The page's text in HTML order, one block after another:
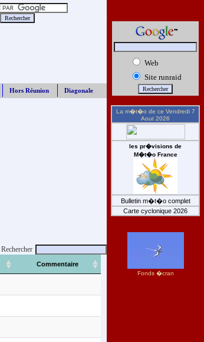
Hors Réunion Diagonale
Rechercher
Commentaire
Web
Site runraid
La m�t�o de ce Vendredi 7
Aout 2026
les pr�visions de
M�t�o France
Bulletin m�t�o complet
Carte cyclonique 2026
Fonds �cran